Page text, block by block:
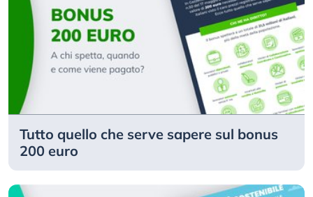
Tutto quello che serve sapere sul bonus
200 euro